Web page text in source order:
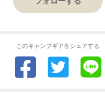
このキャンプギアをシェアする